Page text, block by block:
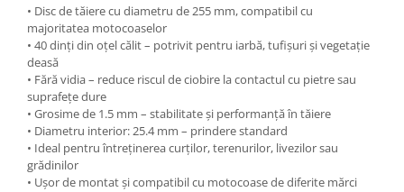
Accesorii fierastraie cu lant
Accesorii fierastraie electrice
Accesorii irigare
Accesorii pompe de apa
Accesorii unelte gradinarit
Articole antidaunatori gradina
Consumabile masini gradinarit
• Disc de tăiere cu diametru de 255 mm, compatibil cu
majoritatea motocoaselor
• 40 dinți din oțel călit – potrivit pentru iarbă, tufișuri și vegetație
deasă
• Fără vidia – reduce riscul de ciobire la contactul cu pietre sau
suprafețe dure
• Grosime de 1.5 mm – stabilitate și performanță în tăiere
• Diametru interior: 25.4 mm – prindere standard
• Ideal pentru întreținerea curților, terenurilor, livezilor sau
grădinilor
• Ușor de montat și compatibil cu motocoase de diferite mărci